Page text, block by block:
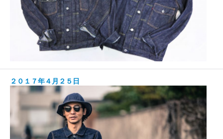
２０１７年４月２５日